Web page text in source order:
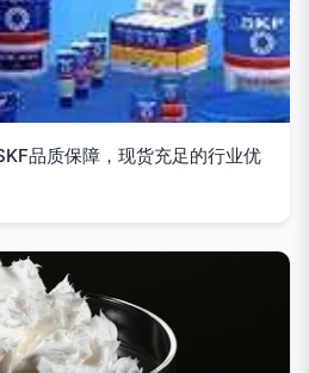
品质保障，现货充足的行业优